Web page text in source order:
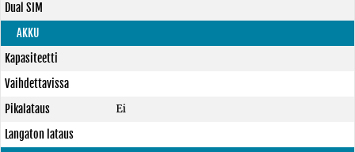
Dual SIM
AKKU
Kapasiteetti
Vaihdettavissa
Pikalataus
Ei
Langaton lataus